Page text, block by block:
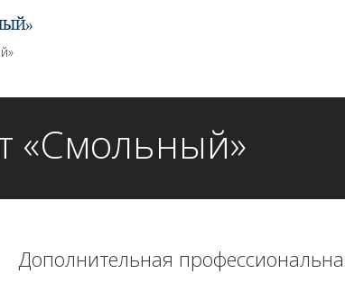
«Смольный»
Дополнительная